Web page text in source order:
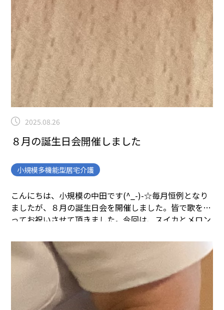
2025.08.26
８月の誕生日会開催しました
小規模多機能型居宅介護
こんにちは、小規模の中田です(^_-)-☆毎月恒例となり
ましたが、８月の誕生日会を開催しました。皆で歌を歌
ってお祝いさせて頂きました。今回は、スイカとメロン
顔で癒されています。素敵な笑顔です！お二人ともいつ
までもお元気で！